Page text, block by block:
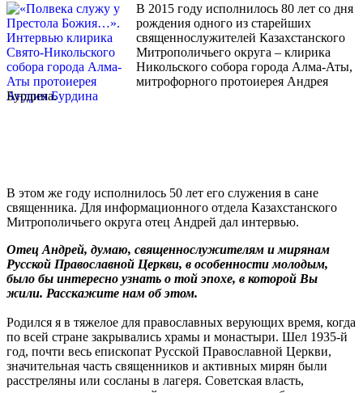
В 2015 году исполнилось 80 лет со дня
рождения одного из старейших
священнослужителей Казахстанского
Митрополичьего округа – клирика
Никольского собора города Алма-Аты,
митрофорного протоиерея Андрея
Бурдина.
В этом же году исполнилось 50 лет его служения в сане
священника. Для информационного отдела Казахстанского
Митрополичьего округа отец Андрей дал интервью.
Отец Андрей, думаю, священнослужителям и мирянам
Русской Православной Церкви, в особенности молодым,
было бы интересно узнать о той эпохе, в которой Вы
жили. Расскажите нам об этом.
Родился я в тяжелое для православных верующих время, когда
по всей стране закрывались храмы и монастыри. Шел 1935-й
год, почти весь епископат Русской Православной Церкви,
значительная часть священников и активных мирян были
расстреляны или сосланы в лагеря. Советская власть,